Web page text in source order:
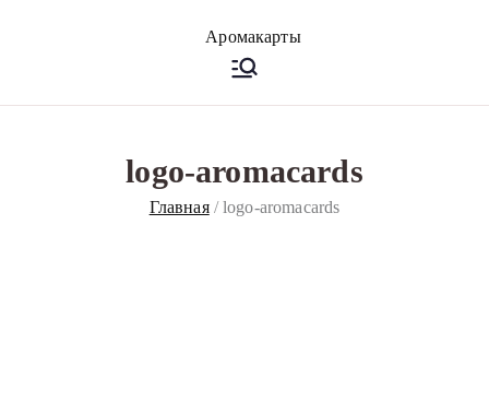
Аромакарт
logo-aromacards
Главная logo-aromacards